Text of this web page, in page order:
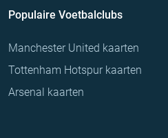
Populaire Voetbalclubs
Manchester United kaarten
Tottenham Hotspur kaarten
Arsenal kaarten